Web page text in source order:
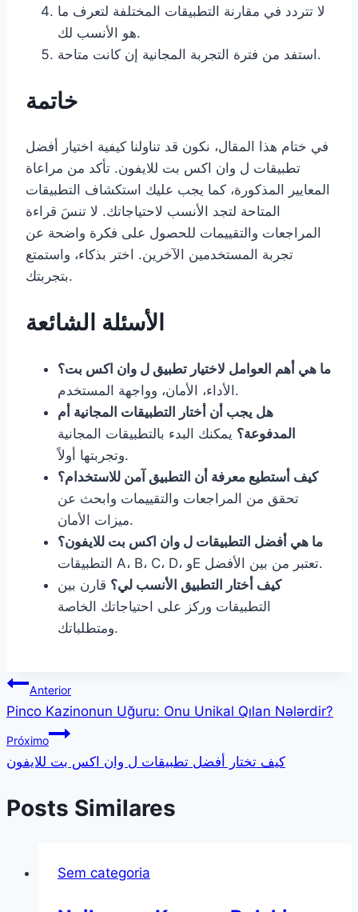
لا تتردد في مقارنة التطبيقات المختلفة لتعرف ما
هو الأنسب لك.
استفد من فترة التجربة المجانية إن كانت متاحة.
خاتمة
في ختام هذا المقال، نكون قد تناولنا كيفية اختيار أفضل
تطبيقات ل وان اكس بت للايفون. تأكد من مراعاة
المعايير المذكورة، كما يجب عليك استكشاف التطبيقات
المتاحة لتجد الأنسب لاحتياجاتك. لا تنسَ قراءة
المراجعات والتقييمات للحصول على فكرة واضحة عن
تجربة المستخدمين الآخرين. اختر بذكاء، واستمتع
بتجربتك.
الأسئلة الشائعة
ما هي أهم العوامل لاختيار تطبيق ل وان اكس بت؟
الأداء، الأمان، وواجهة المستخدم.
هل يجب أن أختار التطبيقات المجانية أم
المدفوعة؟ يمكنك البدء بالتطبيقات المجانية
وتجربتها أولاً.
كيف أستطيع معرفة أن التطبيق آمن للاستخدام؟
تحقق من المراجعات والتقييمات وابحث عن
ميزات الأمان.
ما هي أفضل التطبيقات ل وان اكس بت للايفون؟
التطبيقات A، B، C، D، وE تعتبر من بين الأفضل.
كيف أختار التطبيق الأنسب لي؟ قارن بين
التطبيقات وركز على احتياجاتك الخاصة
ومتطلباتك.
Navegação
de
Post
Anterior
Pinco Kazinonun Uğuru: Onu Unikal Qılan Nələrdir?
Próximo
كيف تختار أفضل تطبيقات ل وان اكس بت للايفون
Posts Similares
Sem categoria